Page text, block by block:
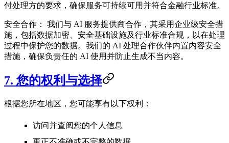
付处理方的要求，确保服务可持续可用并符合金融行业标准。
安全合作：
我们与 AI 服务提供商合作，其采用企业级安全措
施，包括数据加密、安全基础设施及行业标准合规，以在处理
过程中保护您的数据。我们的 AI 处理合作伙伴内置内容安全
措施，确保负责任的 AI 使用并防止生成不当内容。
7. 您的权利与选择
根据您所在地区，您可能享有以下权利：
访问并查阅您的个人信息